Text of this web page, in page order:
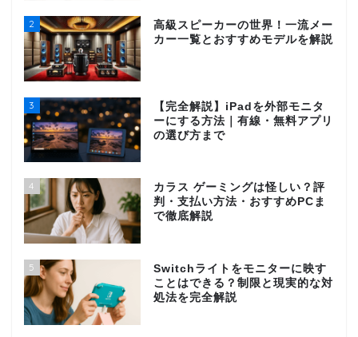
2
高級スピーカーの世界！一流メー
カー一覧とおすすめモデルを解説
3
【完全解説】iPadを外部モニタ
ーにする方法｜有線・無料アプリ
の選び方まで
4
カラス ゲーミングは怪しい？評
判・支払い方法・おすすめPCま
で徹底解説
5
Switchライトをモニターに映す
ことはできる？制限と現実的な対
処法を完全解説